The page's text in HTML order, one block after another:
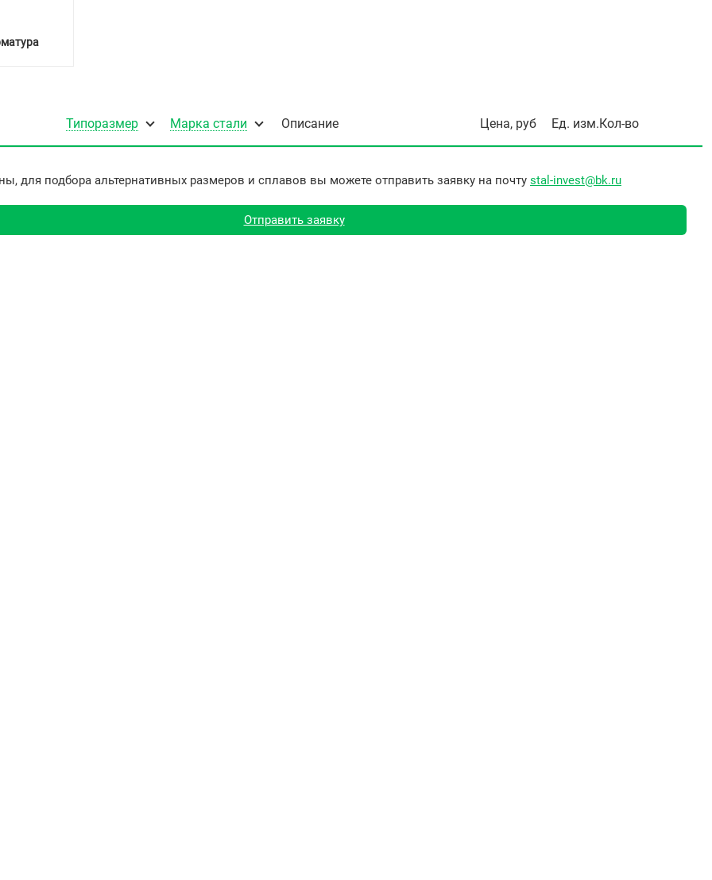
Типоразмер Марка стали Описание Цена, руб Ед. изм. Кол-во
для подбора альтернативных размеров и сплавов вы можете отправить заявку на почту stal-invest@bk.ru
Отправить заявку